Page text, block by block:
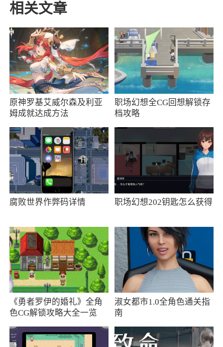
音
3、跟着音乐伴奏和滚动歌词，演唱超过
1000 万首您喜爱的歌曲！使用相机尽享录制乐
趣，还可以添加专业的音频效果，让您的作品听
起来更出色！您可以独自演唱自己喜爱的歌曲，
或者与朋友一起创作合唱作品或集体表演，还可
以与来自世界各地的其他歌手合作，甚至还能与
当下流行音乐家同台献唱！这里有数百万首曲
库，您一定会从中找到自己喜爱的音乐。Smule
能够为每一位音乐爱好者带来乐趣，无论水平如
何，都能尽享音乐魅力
艺术家、迪士尼角色和新朋友一起创造音乐
5、演唱歌曲时提供滚动的歌词、音高线和伴
奏
小编评价
1、我们相信音乐不仅用于聆听，也需要去创
造、去分享、去发现、去参与，与他人联系起
相关文章
原神罗基艾威尔森及利亚
姆成就达成方法
职场幻想全CG回想解锁存
档攻略
腐败世界作弊码详情 职场幻想202钥匙怎么获得
《勇者罗伊的婚礼》全角
色CG解锁攻略大全一览
淑女都市1.0全角色通关指
南